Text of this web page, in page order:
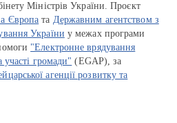
Міністрів України. Проєкт
Європа та Державним агентством з
України у межах програми
"Електронне врядування
участі громади" (EGAP), за
агенції розвитку та